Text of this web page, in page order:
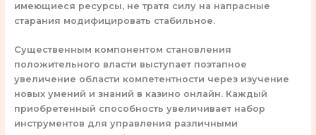
имеющиеся ресурсы, не тратя силу на напрасные
старания модифицировать стабильное.
Существенным компонентом становления
положительного власти выступает поэтапное
увеличение области компетентности через изучение
новых умений и знаний в казино онлайн. Каждый
приобретенный способность увеличивает набор
инструментов для управления различными